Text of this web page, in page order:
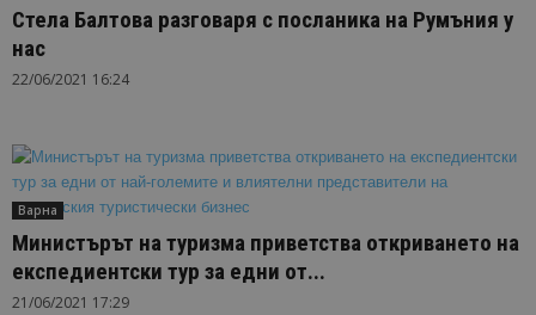
Стела Балтова разговаря с посланика на Румъния у
нас
22/06/2021 16:24
Варна
Министърът на туризма приветства откриването на
експедиентски тур за едни от...
21/06/2021 17:29